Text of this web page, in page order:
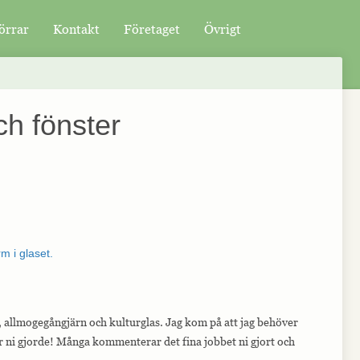
Kontakt Företaget Övrigt
fönster
och kulturglas. Jag kom på att jag behöver
gjorde! Många kommenterar det fina jobbet ni gjort och